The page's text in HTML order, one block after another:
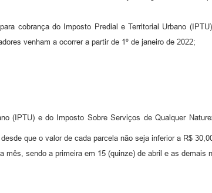
cobrança do Imposto Predial e Territorial Urbano
venham a ocorrer a partir de 1º de janeiro de 2022;
(IPTU) e do Imposto Sobre Serviços de Qualquer
que o valor de cada parcela não seja inferior a R$
mês, sendo a primeira em 15 (quinze) de abril e as